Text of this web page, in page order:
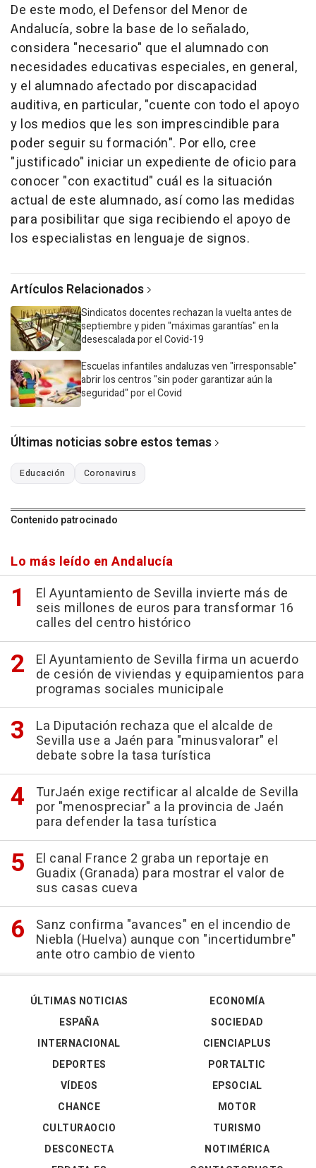
De este modo, el Defensor del Menor de
Andalucía, sobre la base de lo señalado,
considera "necesario" que el alumnado con
necesidades educativas especiales, en general,
y el alumnado afectado por discapacidad
auditiva, en particular, "cuente con todo el apoyo
y los medios que les son imprescindible para
poder seguir su formación". Por ello, cree
"justificado" iniciar un expediente de oficio para
conocer "con exactitud" cuál es la situación
actual de este alumnado, así como las medidas
para posibilitar que siga recibiendo el apoyo de
los especialistas en lenguaje de signos.
Artículos Relacionados
Sindicatos docentes rechazan la vuelta antes de
septiembre y piden "máximas garantías" en la
desescalada por el Covid-19
Escuelas infantiles andaluzas ven "irresponsable"
abrir los centros "sin poder garantizar aún la
seguridad" por el Covid
Últimas noticias sobre estos temas
Educación Coronavirus
Contenido patrocinado
Lo más leído en Andalucía
El Ayuntamiento de Sevilla invierte más de
seis millones de euros para transformar 16
calles del centro histórico
El Ayuntamiento de Sevilla firma un acuerdo
de cesión de viviendas y equipamientos para
programas sociales municipale
La Diputación rechaza que el alcalde de
Sevilla use a Jaén para "minusvalorar" el
debate sobre la tasa turística
TurJaén exige rectificar al alcalde de Sevilla
por "menospreciar" a la provincia de Jaén
para defender la tasa turística
El canal France 2 graba un reportaje en
Guadix (Granada) para mostrar el valor de
sus casas cueva
Sanz confirma "avances" en el incendio de
Niebla (Huelva) aunque con "incertidumbre"
ante otro cambio de viento
ÚLTIMAS NOTICIAS
ESPAÑA
INTERNACIONAL
DEPORTES
VÍDEOS
ECONOMÍA
SOCIEDAD
CIENCIAPLUS
PORTALTIC
EPSOCIAL
CHANCE
CULTURAOCIO
DESCONECTA
MOTOR
TURISMO
NOTIMÉRICA